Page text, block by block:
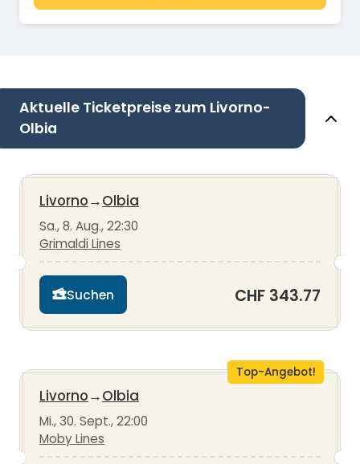
Aktuelle Ticketpreise zum Livorno-
Olbia
Livorno→Olbia
Sa., 8. Aug., 22:30
Grimaldi Lines
Suchen CHF 343.77
Top-Angebot!
Livorno→Olbia
Mi., 30. Sept., 22:00
Moby Lines